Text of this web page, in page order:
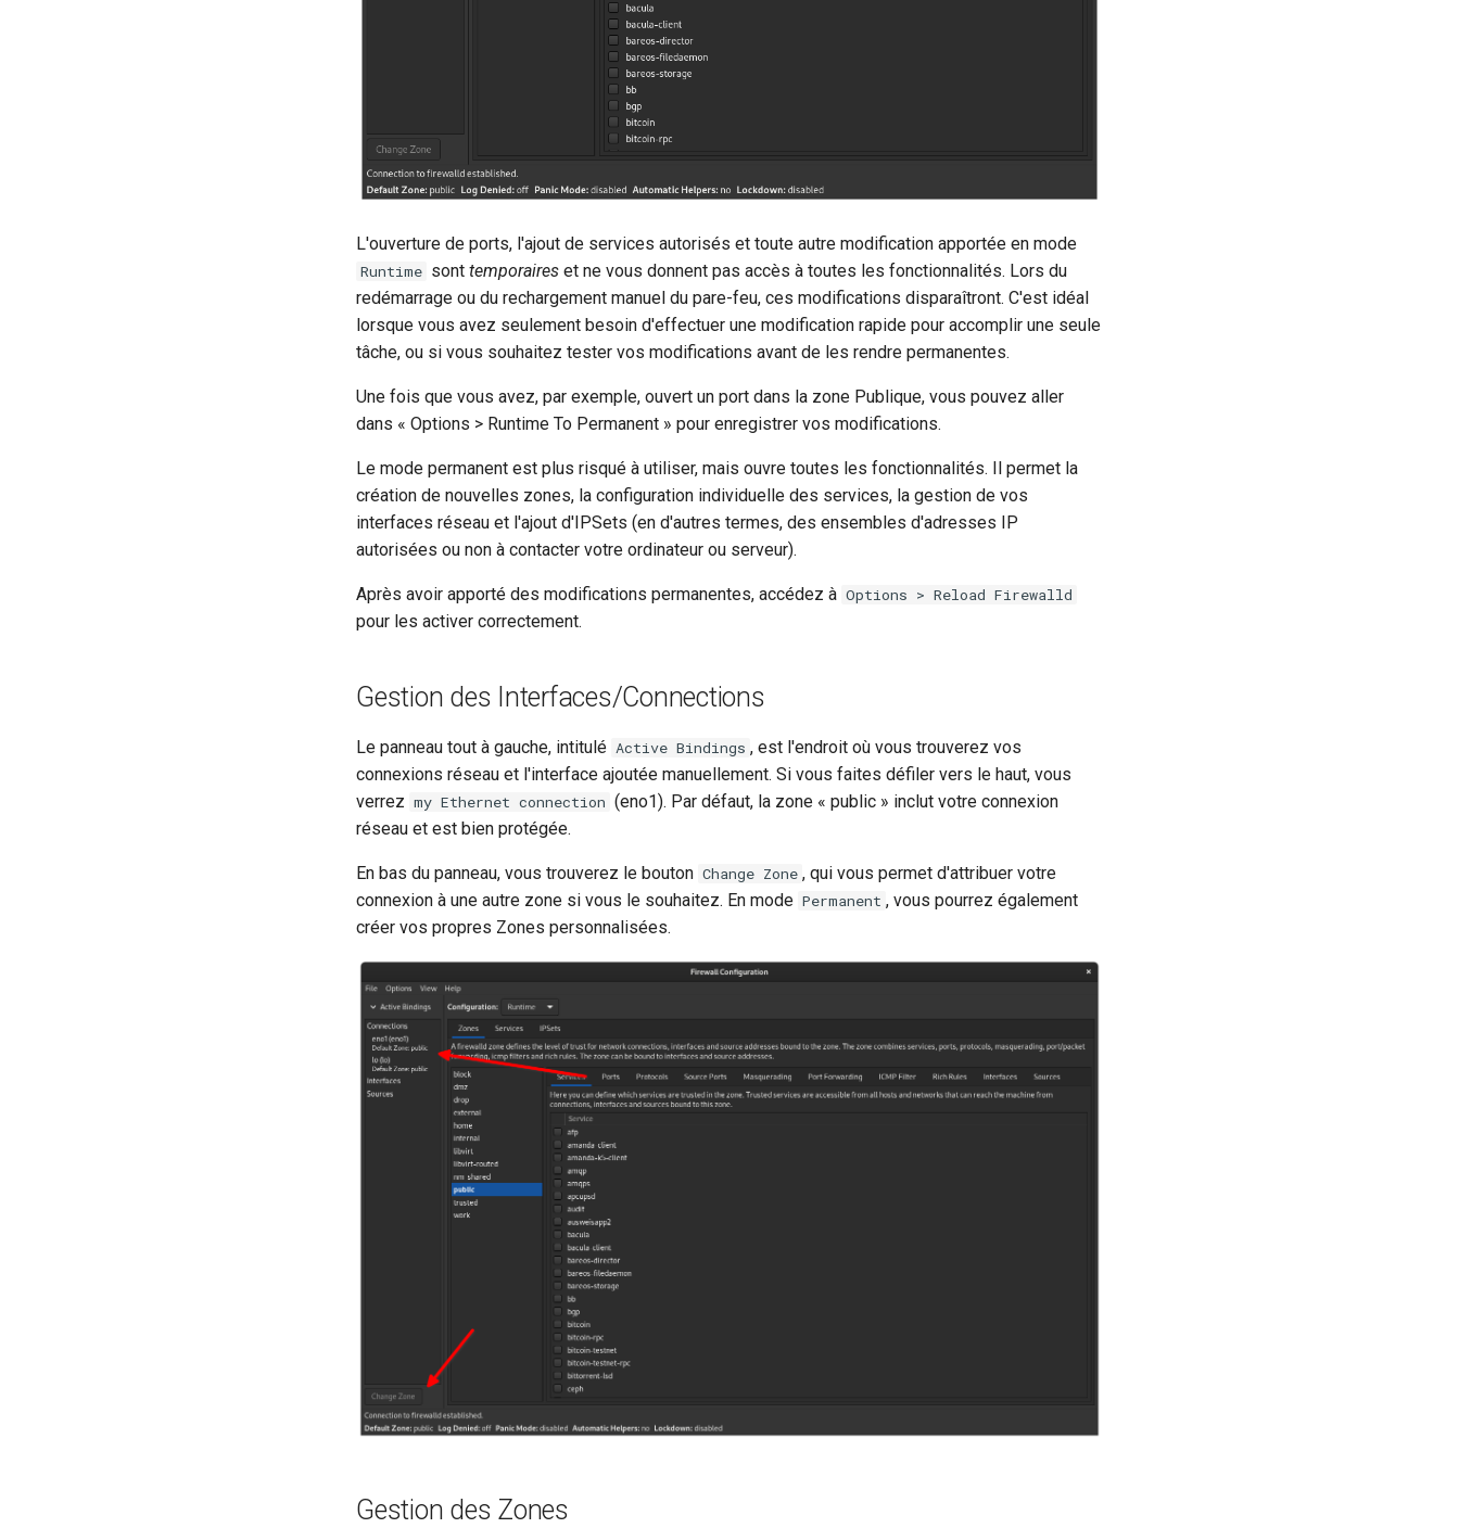
L'ouverture de ports, l'ajout de services autorisés et toute autre modification apportée en mode
Runtime sont temporaires et ne vous donnent pas accès à toutes les fonctionnalités. Lors du
redémarrage ou du rechargement manuel du pare-feu, ces modifications disparaîtront. C'est idéal
lorsque vous avez seulement besoin d'effectuer une modification rapide pour accomplir une seule
tâche, ou si vous souhaitez tester vos modifications avant de les rendre permanentes.
Une fois que vous avez, par exemple, ouvert un port dans la zone Publique, vous pouvez aller
dans « Options > Runtime To Permanent » pour enregistrer vos modifications.
Le mode permanent est plus risqué à utiliser, mais ouvre toutes les fonctionnalités. Il permet la
création de nouvelles zones, la configuration individuelle des services, la gestion de vos
interfaces réseau et l'ajout d'IPSets (en d'autres termes, des ensembles d'adresses IP
autorisées ou non à contacter votre ordinateur ou serveur).
Après avoir apporté des modifications permanentes, accédez à Options > Reload Firewalld
pour les activer correctement.
Gestion des Interfaces/Connections
Le panneau tout à gauche, intitulé Active Bindings , est l'endroit où vous trouverez vos
connexions réseau et l'interface ajoutée manuellement. Si vous faites défiler vers le haut, vous
verrez my Ethernet connection (eno1). Par défaut, la zone « public » inclut votre connexion
réseau et est bien protégée.
En bas du panneau, vous trouverez le bouton Change Zone , qui vous permet d'attribuer votre
connexion à une autre zone si vous le souhaitez. En mode Permanent , vous pourrez également
créer vos propres Zones personnalisées.
Gestion des Zones